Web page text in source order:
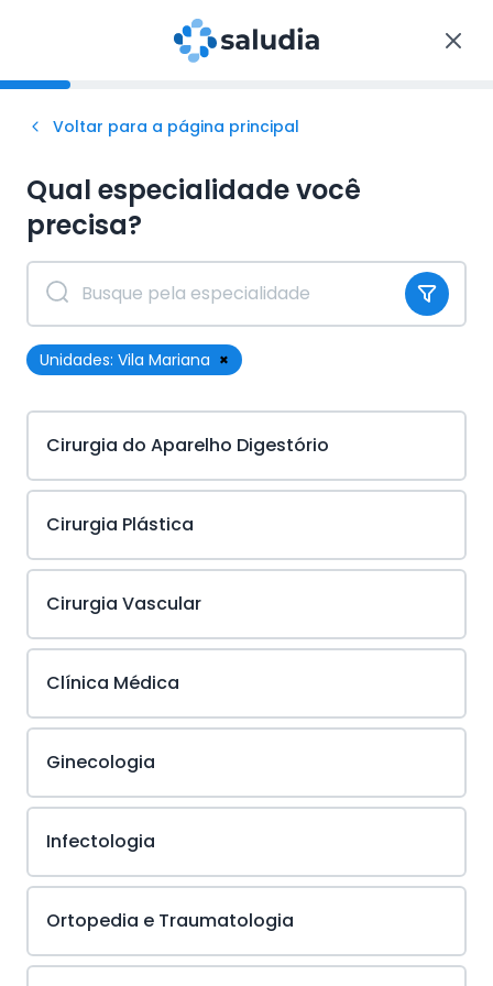
Voltar para a página principal
Qual especialidade você
precisa?
Unidades: Vila Mariana ×
Cirurgia do Aparelho Digestório
Cirurgia Plástica
Cirurgia Vascular
Clínica Médica
Ginecologia
Infectologia
Ortopedia e Traumatologia